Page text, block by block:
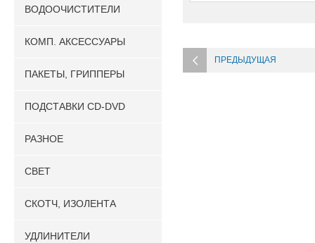
ПРЕДЫДУЩАЯ
ВОДООЧИСТИТЕЛИ
КОМП. АКСЕССУАРЫ
ПАКЕТЫ, ГРИППЕРЫ
ПОДСТАВКИ CD-DVD
РАЗНОЕ
СВЕТ
СКОТЧ, ИЗОЛЕНТА
УДЛИНИТЕЛИ